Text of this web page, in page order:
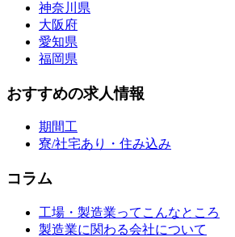
神奈川県
大阪府
愛知県
福岡県
おすすめの求人情報
期間工
寮/社宅あり・住み込み
コラム
工場・製造業ってこんなところ
製造業に関わる会社について